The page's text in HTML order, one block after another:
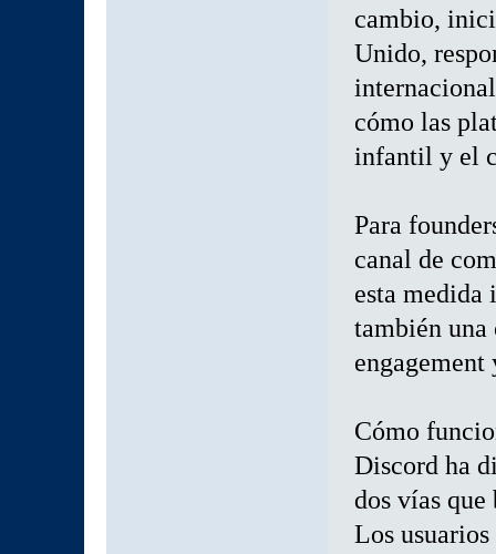
cambio,
Unido,
cómo las
infantil y el
Para
canal de
esta medida
también una
Cómo
Discord ha
dos vías
Los